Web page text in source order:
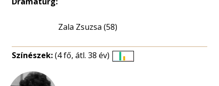
Zala Zsuzsa (58)
Színészek:(4 fő, átl. 38 év)